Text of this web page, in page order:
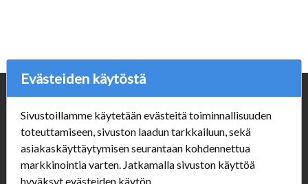
Porvoonpelikauppa.fi
Y-tunnus: 1550914-1
Asiakaspalvelu
Evästeiden käytöstä
Sivustoillamme käytetään evästeitä toiminnallisuuden
toteuttamiseen, sivuston laadun tarkkailuun, sekä
asiakaskäyttäytymisen seurantaan kohdennettua
markkinointia varten. Jatkamalla sivuston käyttöä
hyväksyt evästeiden käytön.